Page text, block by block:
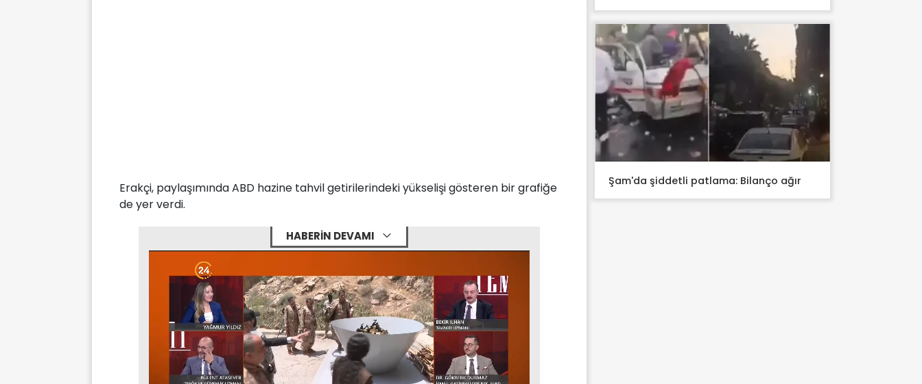
Erakçi, paylaşımında ABD hazine tahvil getirilerindeki yükselişi gösteren bir grafiğe
de yer verdi.
HABERİN DEVAMI
Şam'da şiddetli patlama: Bilanço ağır